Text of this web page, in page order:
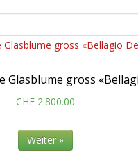
CHF 2'800.00
Weiter »